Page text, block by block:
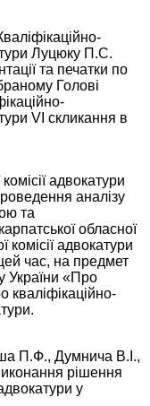
Луцюку П.С.
та печатки по
Голові
VІ скликання в
адвокатури
аналізу
та
обласної
комісії адвокатури
час, на предмет
України «Про
кваліфікаційно-
П.Ф., Думнича В.І.,
рішення
у